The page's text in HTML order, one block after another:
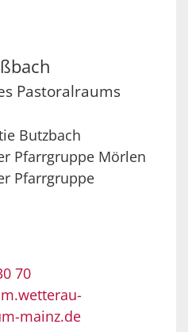
Pastoralraums
Butzbach
Pfarrgruppe Mörlen
Pfarrgruppe
70
mainz.de